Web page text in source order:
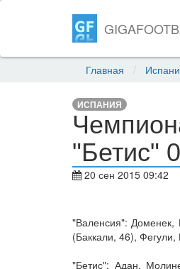
Главная
ИСПАНИЯ
"Бетис"
20 сен 2015 09:42
"Валенсия":
(Баккали, 46),
"Бетис": Адан,